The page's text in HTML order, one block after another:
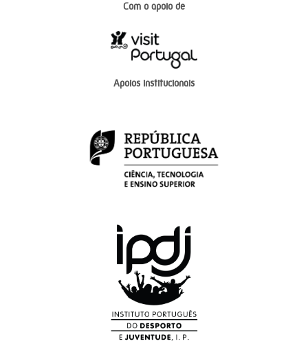
Com o apoio de
Apoios institucionais